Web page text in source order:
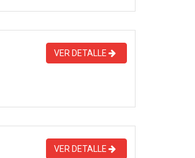
VER DETALLE
VER DETALLE